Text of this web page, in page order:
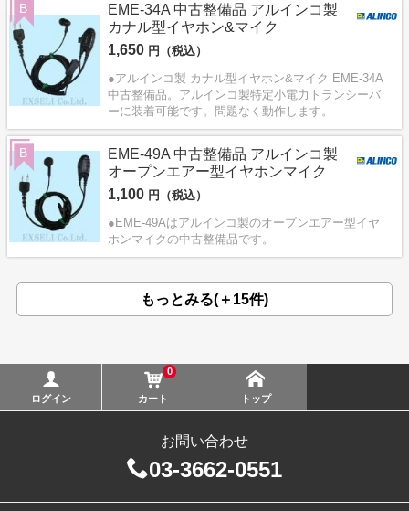
EME-34A 中古整備品 アルインコ製
カナル型イヤホン&マイク
1,650 円（税込）
●アルインコ製 カナル型イヤホン&マイク EME-34A
中古整備品。アルインコ製特定小電力トランシーバ
ーに装着可能です。問題なく動作します。
B
EME-49A 中古整備品 アルインコ製
オープンエアー型イヤホンマイク
1,100 円（税込）
●EME-49Aはアルインコ製のオープンエアー型イヤ
ホンマイクの中古整備品です。
B
もっとみる(＋15件)
ログイン
0
カート トップ
お問い合わせ
03-3662-0551